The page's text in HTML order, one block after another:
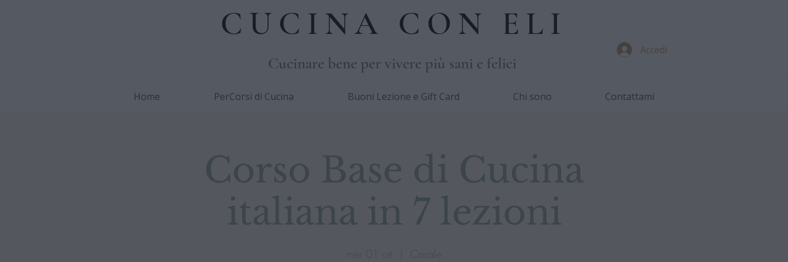
CUCINA CON ELI
Cucinare bene per vivere più sani e felici
Accedi
Home PerCorsi di Cucina Buoni Lezione e Gift Card Chi sono Contattami
Corso Base di Cucina
italiana in 7 lezioni
mer 01 ott Casale